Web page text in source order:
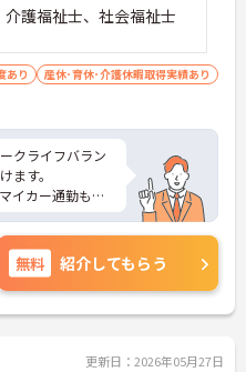
護福祉士、社会福祉士
あり
産休･育休･介護休暇取得実績あり
クライフバラン
ます。
イカー通勤も可
までお問合せ下
無料 紹介してもらう
更新日：2026年05月27日